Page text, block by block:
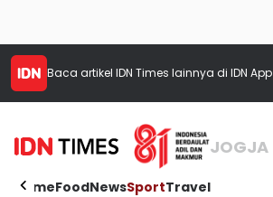
Baca artikel IDN Times lainnya di IDN App
JOGJA
HomeFoodNewsSportTravel